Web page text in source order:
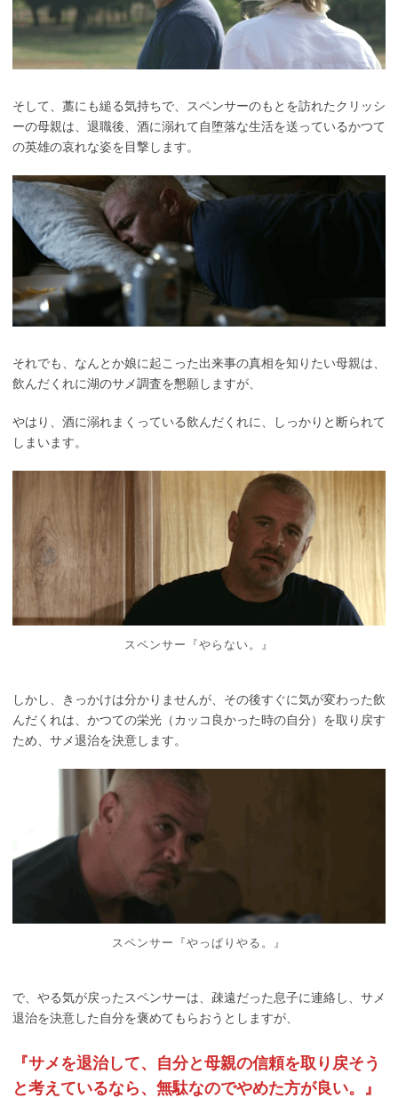
そして、藁にも縋る気持ちで、スペンサーのもとを訪れたクリッシ
ーの母親は、退職後、酒に溺れて自堕落な生活を送っているかつて
の英雄の哀れな姿を目撃します。
それでも、なんとか娘に起こった出来事の真相を知りたい母親は、
飲んだくれに湖のサメ調査を懇願しますが、
やはり、酒に溺れまくっている飲んだくれに、しっかりと断られて
しまいます。
スペンサー『やらない。』
しかし、きっかけは分かりませんが、その後すぐに気が変わった飲
んだくれは、かつての栄光（カッコ良かった時の自分）を取り戻す
ため、サメ退治を決意します。
スペンサー『やっぱりやる。』
で、やる気が戻ったスペンサーは、疎遠だった息子に連絡し、サメ
退治を決意した自分を褒めてもらおうとしますが、
『サメを退治して、自分と母親の信頼を取り戻そう
と考えているなら、無駄なのでやめた方が良い。』